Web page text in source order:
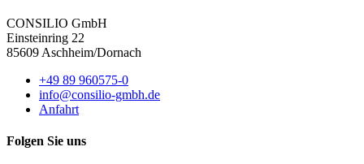
CONSILIO GmbH
Einsteinring 22
85609 Aschheim/Dornach
+49 89 960575-0
info@consilio-gmbh.de
Anfahrt
Folgen Sie uns